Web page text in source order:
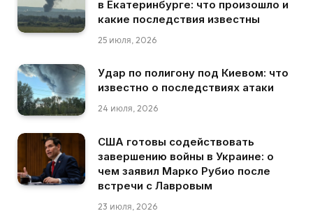
в Екатеринбурге: что произошло и
какие последствия известны
25 июля, 2026
Удар по полигону под Киевом: что
известно о последствиях атаки
24 июля, 2026
США готовы содействовать
завершению войны в Украине: о
чем заявил Марко Рубио после
встречи с Лавровым
23 июля, 2026